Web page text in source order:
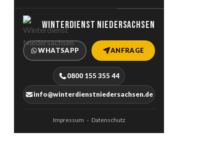
WINTERDIENST NIEDERSACHSEN
WHATSAPP ANFRAGE
0800 155 355 44
info@winterdienstniedersachsen.de
Impressum · Datenschutz